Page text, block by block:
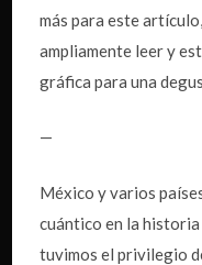
más para este
ampliamente leer y
gráfica para una
—
México y varios
cuántico en la historia
tuvimos el privilegio